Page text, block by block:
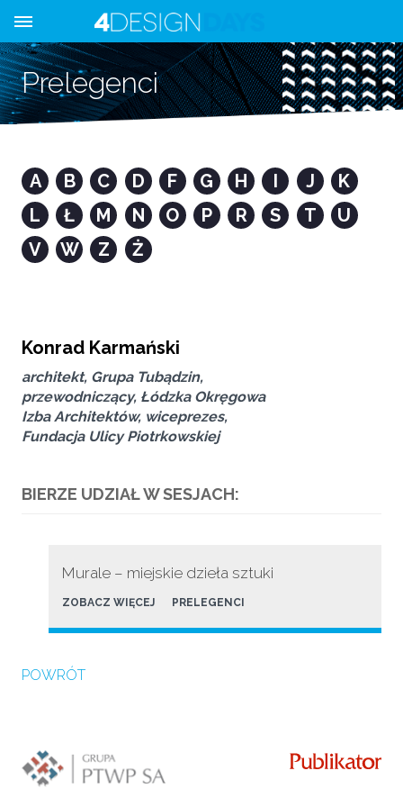
Prelegenci
A B C D F G H I J
K
L
Ł M N O P R S T
U
V
W Z Ż
Konrad Karmański
architekt, Grupa Tubądzin,
przewodniczący, Łódzka Okręgowa
Izba Architektów, wiceprezes,
Fundacja Ulicy Piotrkowskiej
BIERZE UDZIAŁ W SESJACH:
Murale – miejskie dzieła sztuki
ZOBACZ WIĘCEJ PRELEGENCI
POWRÓT